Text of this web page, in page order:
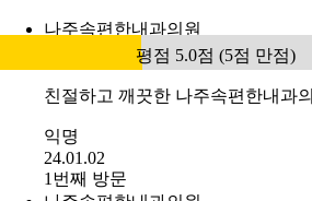
나주속편한내과의원
평점 5.0점 (5점 만점)
친절하고 깨끗한 나주속편한내과
익명
24.01.02
1번째 방문